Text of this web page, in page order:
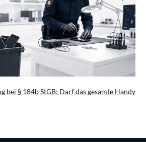
bei § 184b StGB: Darf das gesamte Handy